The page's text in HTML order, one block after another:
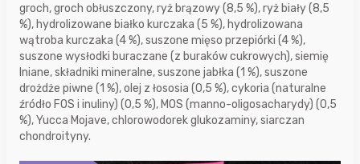
groch, groch obłuszczony, ryż brązowy (8,5 %), ryż biały (8,5
%), hydrolizowane białko kurczaka (5 %), hydrolizowana
wątroba kurczaka (4 %), suszone mięso przepiórki (4 %),
suszone wysłodki buraczane (z buraków cukrowych), siemię
lniane, składniki mineralne, suszone jabłka (1 %), suszone
drożdże piwne (1 %), olej z łososia (0,5 %), cykoria (naturalne
źródło FOS i inuliny) (0,5 %), MOS (manno-oligosacharydy) (0,5
%), Yucca Mojave, chlorowodorek glukozaminy, siarczan
chondroityny.